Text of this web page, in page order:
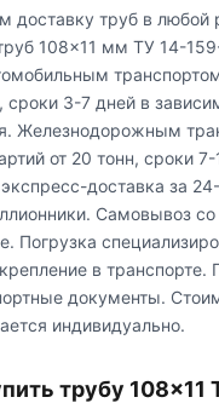
доставку труб в любой
108×11 мм ТУ 14-
сроки 3-7 дней в
Железнодорожным
от 20 тонн, сроки
доставка за
Самовывоз со
Погрузка
в транспорте.
документы.
индивидуально.
трубу 108×11